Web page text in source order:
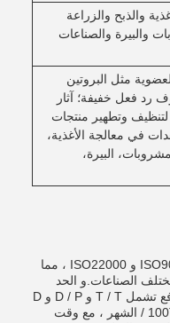
والذبح والزراعة
والبيرة والصناعات
مثل البروتين
رد فعل خفيفة؛ آثار
لتنظيف وتطهير منتجات
في معالجة الأغذية،
البيرة،
إنزيم BXW-08 الصناعي معتمد مع ISO9001 و ISO22000 ، مما
الصناعات.و الحد
الأدنى للكميات هو 100 كجمشروط الدفع تشمل T / T و D / P و D
/ A و L / C ، وقدرتها على التوريد هي 100T / الشهر ، مع وقت